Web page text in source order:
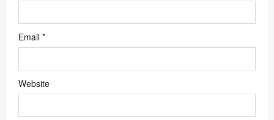
Email *
Website